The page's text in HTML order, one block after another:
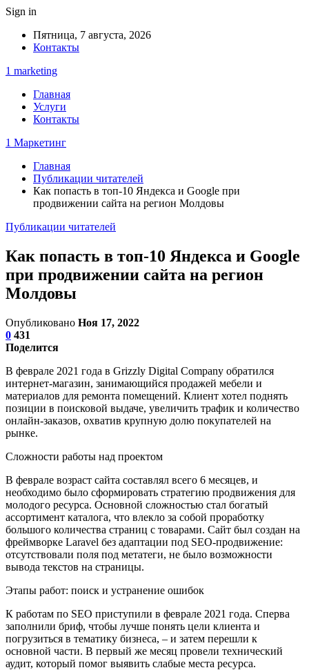
Sign in
Пятница, 7 августа, 2026
Контакты
1 marketing
Главная
Услуги
Контакты
1 Маркетинг
Главная
Публикации читателей
Как попасть в топ-10 Яндекса и Google при
продвижении сайта на регион Молдовы
Публикации читателей
Как попасть в топ-10 Яндекса и Google
при продвижении сайта на регион
Молдовы
Опубликовано Ноя 17, 2022
0 431
Поделится
В феврале 2021 года в Grizzly Digital Company обратился
интернет-магазин, занимающийся продажей мебели и
материалов для ремонта помещений. Клиент хотел поднять
позиции в поисковой выдаче, увеличить трафик и количество
онлайн-заказов, охватив крупную долю покупателей на
рынке.
Сложности работы над проектом
В феврале возраст сайта составлял всего 6 месяцев, и
необходимо было сформировать стратегию продвижения для
молодого ресурса. Основной сложностью стал богатый
ассортимент каталога, что влекло за собой проработку
большого количества страниц с товарами. Сайт был создан на
фреймворке Laravel без адаптации под SEO-продвижение:
отсутствовали поля под метатеги, не было возможности
вывода текстов на страницы.
Этапы работ: поиск и устранение ошибок
К работам по SEO приступили в феврале 2021 года. Сперва
заполнили бриф, чтобы лучше понять цели клиента и
погрузиться в тематику бизнеса, – и затем перешли к
основной части. В первый же месяц провели технический
аудит, который помог выявить слабые места ресурса.